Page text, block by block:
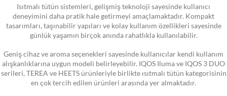
Isıtmalı tütün sistemleri, gelişmiş teknoloji sayesinde kullanıcı
deneyimini daha pratik hale getirmeyi amaçlamaktadır. Kompakt
tasarımları, taşınabilir yapıları ve kolay kullanım özellikleri sayesinde
günlük yaşamın birçok anında rahatlıkla kullanılabilir.
Geniş cihaz ve aroma seçenekleri sayesinde kullanıcılar kendi kullanım
alışkanlıklarına uygun modeli belirleyebilir. IQOS Iluma ve IQOS 3 DUO
serileri, TEREA ve HEETS ürünleriyle birlikte ısıtmalı tütün kategorisinin
en çok tercih edilen ürünleri arasında yer almaktadır.